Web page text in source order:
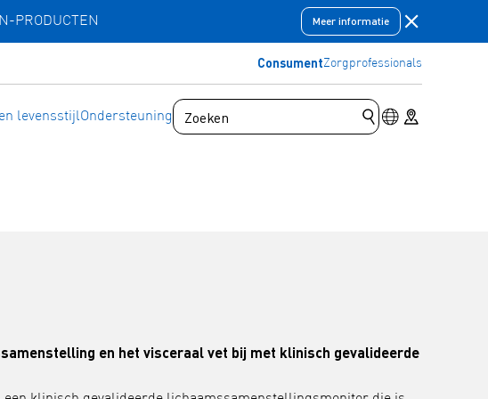
PRODUCTEN Meer informatie
ConsumentZorgprofessionals
levensstijlOndersteuning
Zoekopdracht
Schakelaar
Store locator
en het visceraal vet bij met klinisch gevalideerde